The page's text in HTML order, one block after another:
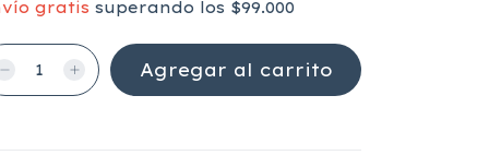
gratis superando los $99.000